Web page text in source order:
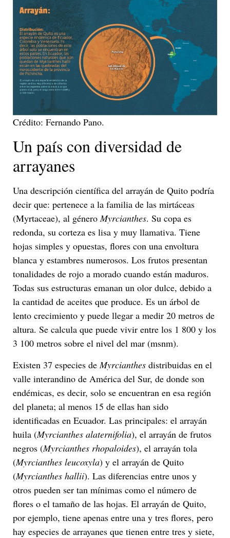
Crédito: Fernando Pano.
Un país con diversidad de
arrayanes
Una descripción científica del arrayán de Quito podría
decir que: pertenece a la familia de las mirtáceas
(Myrtaceae), al géneroMyrcianthes. Su copa es
redonda, su corteza es lisa y muy llamativa. Tiene
hojas simples y opuestas, flores con una envoltura
blanca y estambres numerosos. Los frutos presentan
tonalidades de rojo a morado cuando están maduros.
Todas sus estructuras emanan un olor dulce, debido a
la cantidad de aceites que produce. Es un árbol de
lento crecimiento y puede llegar a medir 20 metros de
altura. Se calcula que puede vivir entre los 1 800 y los
3 100 metros sobre el nivel del mar (msnm).
Existen 37 especies de Myrcianthes distribuidas en el
valle interandino de América del Sur, de donde son
endémicas, es decir, solo se encuentran en esa región
del planeta; al menos 15 de ellas han sido
identificadas en Ecuador. Las principales: el arrayán
huila (Myrcianthes alaternifolia), el arrayán de frutos
negros (Myrcianthes rhopaloides), el arrayán tola
(Myrcianthes leucoxyla) y el arrayán de Quito
(Myrcianthes hallii). Las diferencias entre unos y
otros pueden ser tan mínimas como el número de
flores o el tamaño de las hojas. El arrayán de Quito,
por ejemplo, tiene apenas entre una y tres flores, pero
hay especies de arrayanes que tienen entre tres y siete,